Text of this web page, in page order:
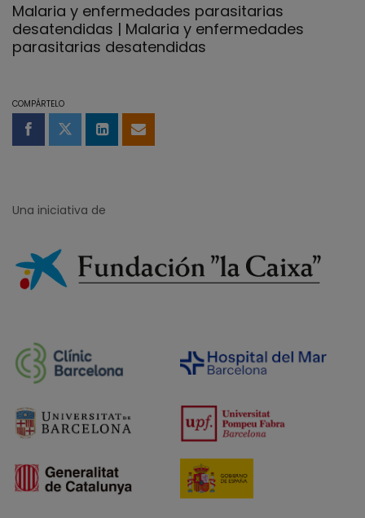
Malaria y enfermedades parasitarias
desatendidas | Malaria y enfermedades
parasitarias desatendidas
COMPÁRTELO
Compartir en Facebook
Compartir en Twitter
Compartir en LinkedIn
Compartir por email
Una iniciativa de